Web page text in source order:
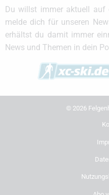
Du willst immer aktuell auf
melde dich für unseren
erhältst du damit immer
News und Themen in dein
© 2026